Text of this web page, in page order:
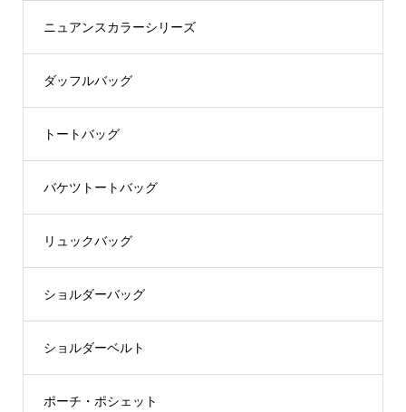
ニュアンスカラーシリーズ
ダッフルバッグ
トートバッグ
バケツトートバッグ
リュックバッグ
ショルダーバッグ
ショルダーベルト
ポーチ・ポシェット